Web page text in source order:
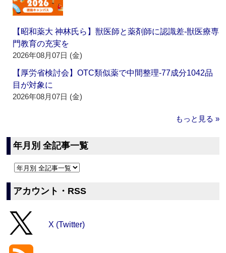
【昭和薬大 神林氏ら】獣医師と薬剤師に認識差‐獣医療専
門教育の充実を
2026年08月07日 (金)
【厚労省検討会】OTC類似薬で中間整理‐77成分1042品
目が対象に
2026年08月07日 (金)
もっと見る »
年月別 全記事一覧
アカウント・RSS
X (Twitter)